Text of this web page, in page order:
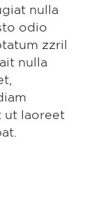
nulla
odio
zzril
nulla
ut laoreet